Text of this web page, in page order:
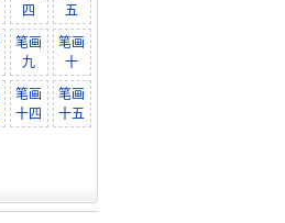
四
五
笔画
九
笔画
十
笔画
十四
笔画
十五